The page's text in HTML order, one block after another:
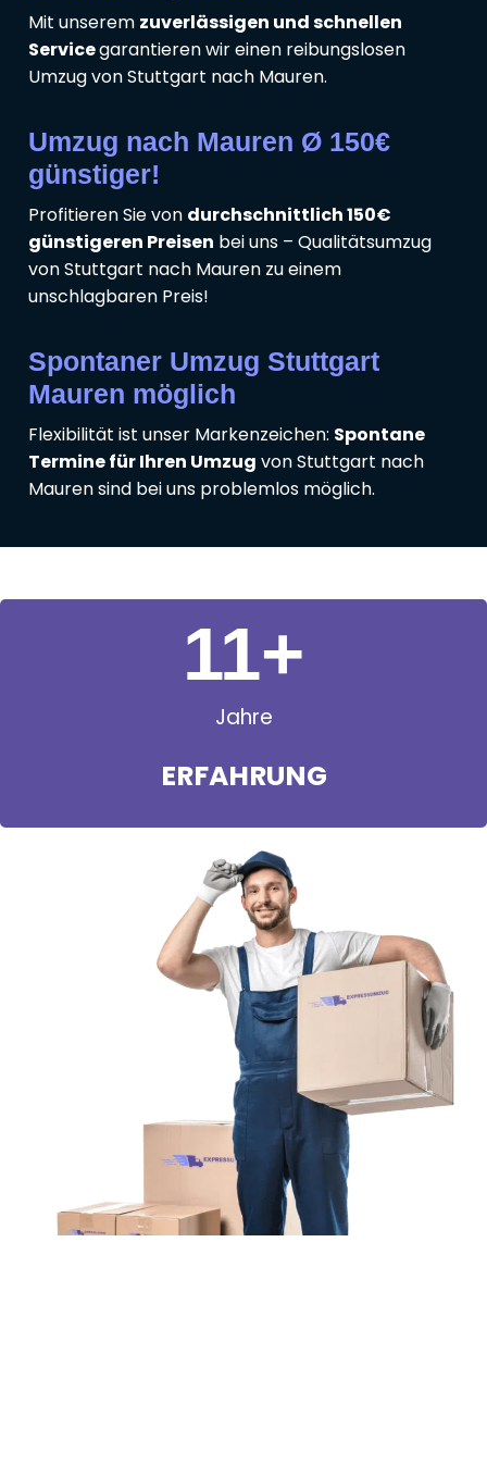
Mit unserem zuverlässigen und schnellen
Servicegarantieren wir einen reibungslosen
Umzug von Stuttgart nach Mauren.
Umzug nach Mauren Ø 150€
günstiger!
Profitieren Sie von durchschnittlich 150€
günstigeren Preisen bei uns – Qualitätsumzug
von Stuttgart nach Mauren zu einem
unschlagbaren Preis!
Spontaner Umzug Stuttgart
Mauren möglich
Flexibilität ist unser Markenzeichen: Spontane
Termine für Ihren Umzug von Stuttgart nach
Mauren sind bei uns problemlos möglich.
Jahre
ERFAHRUNG
11+